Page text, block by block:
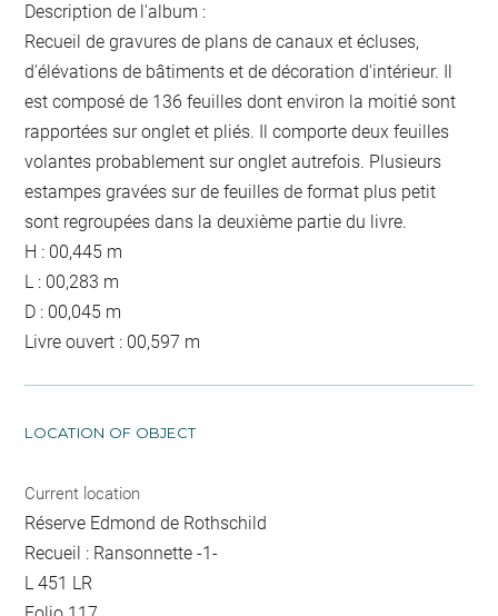
Description de l'album :
Recueil de gravures de plans de canaux et écluses,
d'élévations de bâtiments et de décoration d'intérieur. Il
est composé de 136 feuilles dont environ la moitié sont
rapportées sur onglet et pliés. Il comporte deux feuilles
volantes probablement sur onglet autrefois. Plusieurs
estampes gravées sur de feuilles de format plus petit
sont regroupées dans la deuxième partie du livre.
H : 00,445 m
L : 00,283 m
D : 00,045 m
Livre ouvert : 00,597 m
LOCATION OF OBJECT
Current location
Réserve Edmond de Rothschild
Recueil : Ransonnette -1-
L 451 LR